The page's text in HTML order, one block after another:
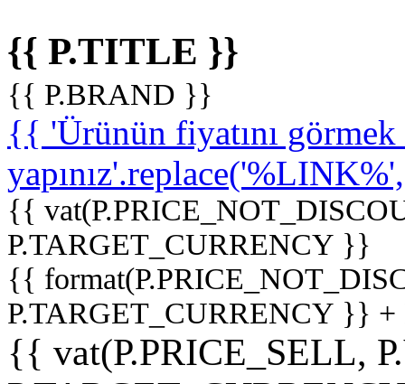
{{ P.TITLE }}
{{ P.BRAND }}
{{ 'Ürünün fiyatını
{{
P.TARGET_CURRENCY }}
{{
P.TARGET_CURRENCY }}
{{ vat(P.PRICE_SELL,